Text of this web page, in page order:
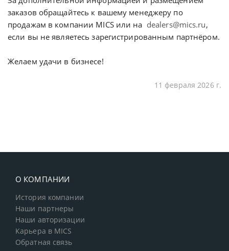
заказов обращайтесь к вашему менеджеру по
продажам в компании MICS или на dealers@mics.ru,
если вы не являетесь зарегистрированным партнёром.
Желаем удачи в бизнесе!
11 февраля 2026 г.
О КОМПАНИИ
История компании
Наши партнеры
Наши авторизации
Карьера в MICS
Обратная связь